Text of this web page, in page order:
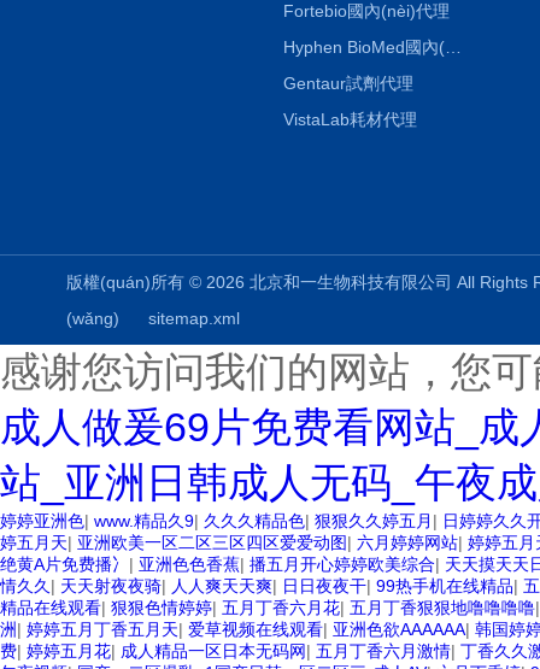
Fortebio國內(nèi)代理
Hyphen BioMed國內(nèi)代理
Gentaur試劑代理
VistaLab耗材代理
版權(quán)所有 © 2026 北京和一生物科技有限公司 All
(wǎng)
sitemap.xml
感谢您访问我们的网站，您
成人做爰69片免费看网站_
站_亚洲日韩成人无码_午夜
婷婷亚洲色| www.精品久9| 久久久精品色| 狠狠久久婷五月 | 日婷婷久久
婷五月天| 亚洲欧美一区二区三区四区爱爱动图| 六月婷婷网站| 婷婷五月
绝黄A片免费播冫 | 亚洲色色香蕉| 播五月开心婷婷欧美综合| 天天摸天天
情久久 | 天天射夜夜骑| 人人爽天天爽| 日日夜夜干| 99热手机在线精品|
精品在线观看| 狠狠色情婷婷| 五月丁香六月花| 五月丁香狠狠地噜噜噜噜
洲| 婷婷五月丁香五月天| 爱草视频在线观看| 亚洲色欲AAAAAA| 韩国婷
费| 婷婷五月花| 成人精品一区日本无码网| 五月丁香六月激情| 丁香久久